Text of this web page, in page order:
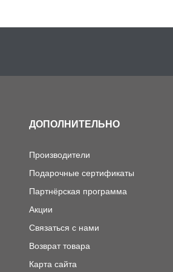
ДОПОЛНИТЕЛЬНО
Производители
Подарочные сертификаты
Партнёрская программа
Акции
Связаться с нами
Возврат товара
Карта сайта